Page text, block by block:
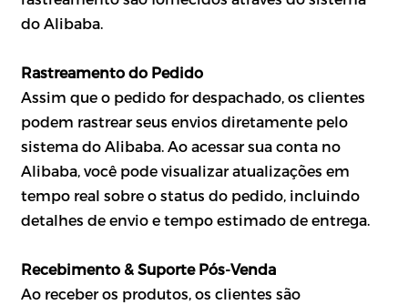
do Alibaba.
Rastreamento do Pedido
Assim que o pedido for despachado, os clientes
podem rastrear seus envios diretamente pelo
sistema do Alibaba. Ao acessar sua conta no
Alibaba, você pode visualizar atualizações em
tempo real sobre o status do pedido, incluindo
detalhes de envio e tempo estimado de entrega.
Recebimento & Suporte Pós-Venda
Ao receber os produtos, os clientes são